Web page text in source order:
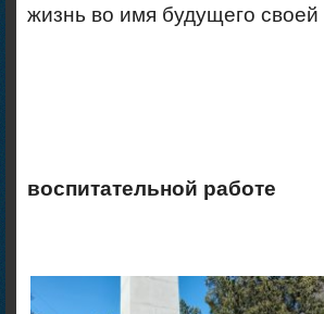
жизнь во имя будущего
воспитательной работе